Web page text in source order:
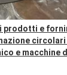
prodotti e
e macchine